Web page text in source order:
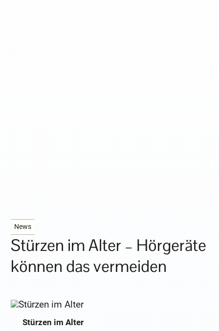
News
Stürzen im Alter – Hörgeräte
können das vermeiden
Stürzen im Alter